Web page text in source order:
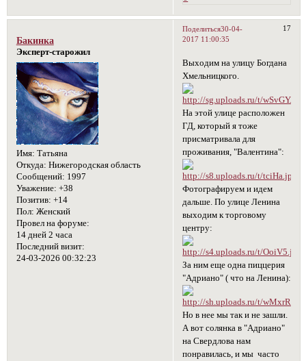
Поделиться 17
30-04-
2017 11:00:35
Бакинка
Эксперт-старожил
Имя: Татьяна
Откуда: Нижегородская область
Сообщений: 1997
Уважение: +38
Позитив: +14
Пол: Женский
Провел на форуме:
14 дней 2 часа
Последний визит:
24-03-2026 00:32:23
Выходим на улицу Богдана
Хмельницкого.
На этой улице расположен
ГД, который я тоже
присматривала для
проживания, "Валентина":
Фотографируем и идем
дальше. По улице Ленина
выходим к торговому
центру:
За ним еще одна пиццерия
"Адриано" ( что на Ленина):
Но в нее мы так и не зашли.
А вот солянка в "Адриано"
на Свердлова нам
понравилась, и мы часто